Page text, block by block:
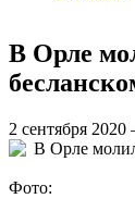
В Орле
2 сентября
Фото: